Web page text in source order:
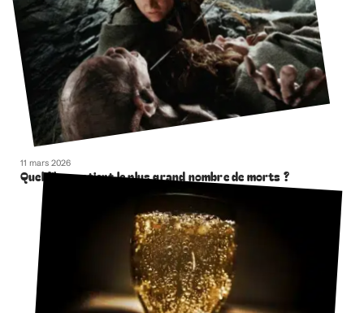
11 mars 2026
Quel film contient le plus grand nombre de morts ?